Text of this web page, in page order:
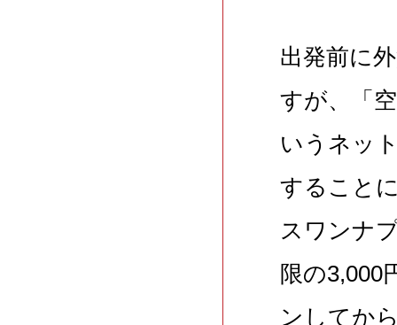
出発前に
すが、「
いうネッ
すること
スワンナ
限の3,000
ンしてか